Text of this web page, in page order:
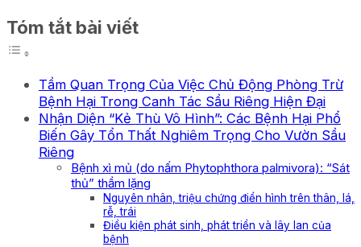
Tóm tắt bài viết
Tầm Quan Trọng Của Việc Chủ Động Phòng Trừ
Bệnh Hại Trong Canh Tác Sầu Riêng Hiện Đại
Nhận Diện “Kẻ Thù Vô Hình”: Các Bệnh Hại Phổ
Biến Gây Tổn Thất Nghiêm Trọng Cho Vườn Sầu
Riêng
Bệnh xì mủ (do nấm Phytophthora palmivora): “Sát
thủ” thầm lặng
Nguyên nhân, triệu chứng điển hình trên thân, lá,
rễ, trái
Điều kiện phát sinh, phát triển và lây lan của
bệnh